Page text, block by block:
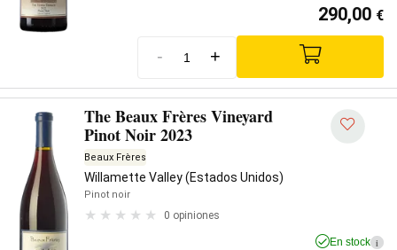
290,00 €
- +
The Beaux Frères Vineyard
Pinot Noir 2023
Beaux Frères
Willamette Valley (Estados Unidos)
Pinot noir
0 opiniones
En stock i